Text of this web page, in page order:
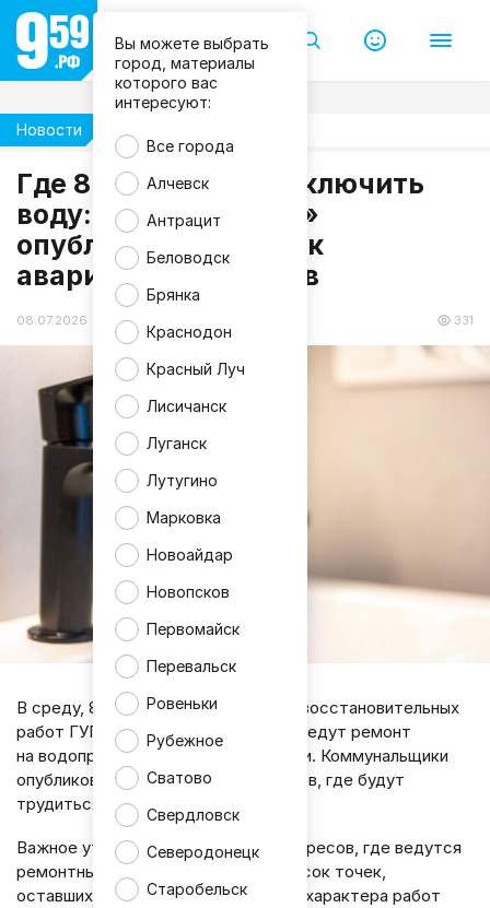
Вы можете выбрать
город, материалы
которого вас
интересуют:
Все города
Алчевск
Антрацит
Беловодск
Брянка
Краснодон
Красный Луч
Лисичанск
Луганск
Лутугино
Марковка
Новоайдар
Новопсков
Первомайск
Перевальск
Ровеньки
Рубежное
Сватово
Свердловск
Северодонецк
Старобельск
Новости
Где 8 июля могут отключить
воду: «Лугансквода»
опубликовала график
аварийных ремонтов
08.07.2026 10:23 331
M
a
g
n
i
f
c
В среду, 8 июля, бригады аварийно-восстановительных
работ ГУП ЛНР «Лугансквода» проведут ремонт
на водопроводных сетях республики. Коммунальщики
опубликовали полный список адресов, где будут
трудиться специалисты.
Важное уточнение: это перечень адресов, где ведутся
ремонтные работы, а не полный список точек,
оставшихся без воды. Однако из-за характера работ